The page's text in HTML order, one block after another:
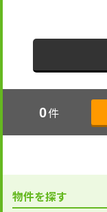
0件
物件を探す